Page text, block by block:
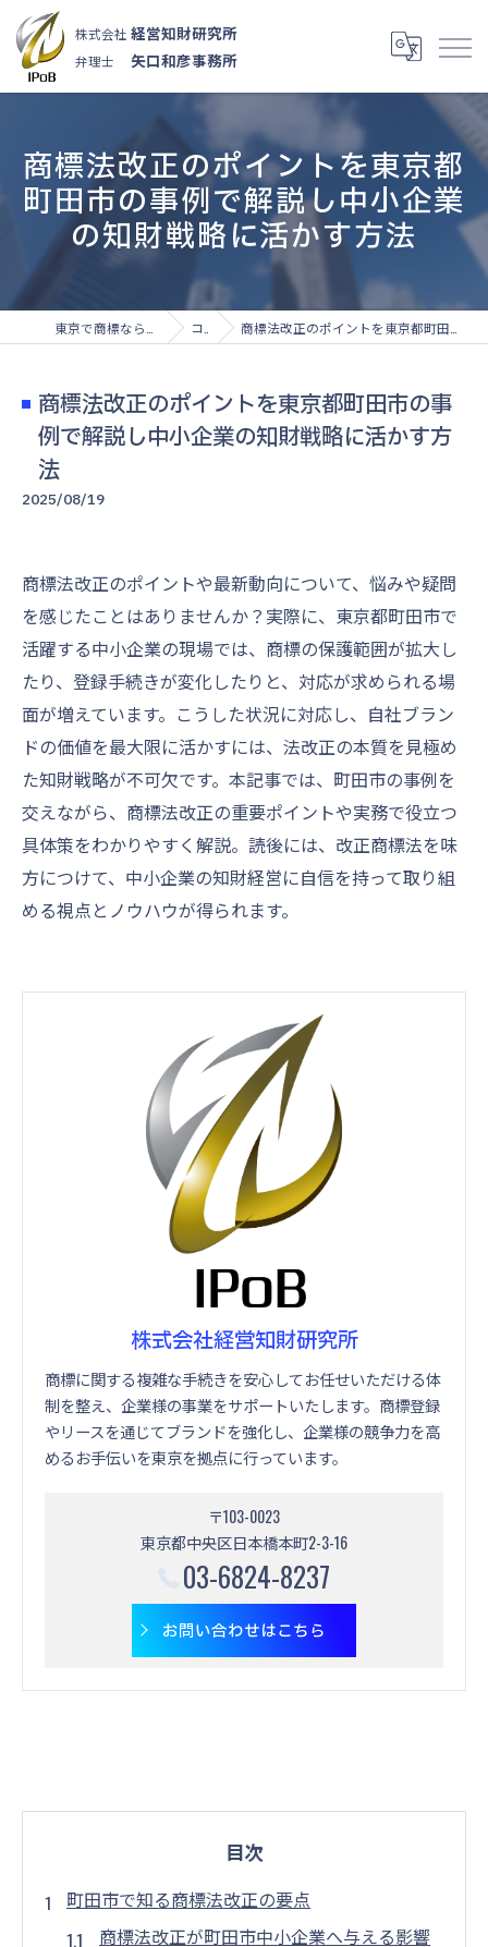
株式会社 経営知財研究所
弁理士 矢口和彦事務所
商標法改正のポイントを東京都
町田市の事例で解説し中小企業
の知財戦略に活かす方法
コラム 商標法改正のポイントを東京都町田市の事例で解説し中小企業の知財戦略に活かす方法
商標法改正のポイントを東京都町田市の事
例で解説し中小企業の知財戦略に活かす方
法
2025/08/19
商標法改正のポイントや最新動向について、悩みや疑問
を感じたことはありませんか？実際に、東京都町田市で
活躍する中小企業の現場では、商標の保護範囲が拡大し
たり、登録手続きが変化したりと、対応が求められる場
面が増えています。こうした状況に対応し、自社ブラン
ドの価値を最大限に活かすには、法改正の本質を見極め
た知財戦略が不可欠です。本記事では、町田市の事例を
交えながら、商標法改正の重要ポイントや実務で役立つ
具体策をわかりやすく解説。読後には、改正商標法を味
方につけて、中小企業の知財経営に自信を持って取り組
める視点とノウハウが得られます。
株式会社経営知財研究所
商標に関する複雑な手続きを安心してお任せいただける体
制を整え、企業様の事業をサポートいたします。商標登録
やリースを通じてブランドを強化し、企業様の競争力を高
めるお手伝いを東京を拠点に行っています。
〒103-0023
東京都中央区日本橋本町2-3-16
03-6824-8237
お問い合わせはこちら
目次
町田市で知る商標法改正の要点
商標法改正が町田市中小企業へ与える影響